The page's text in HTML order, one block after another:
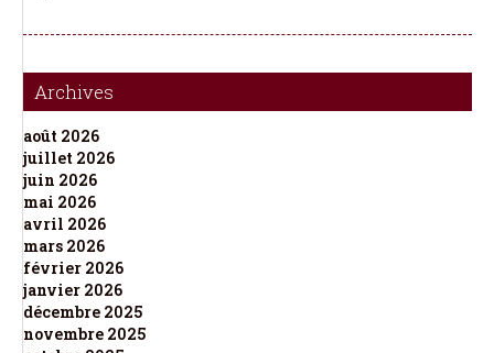
Archives
août 2026
juillet 2026
juin 2026
mai 2026
avril 2026
mars 2026
février 2026
janvier 2026
décembre 2025
novembre 2025